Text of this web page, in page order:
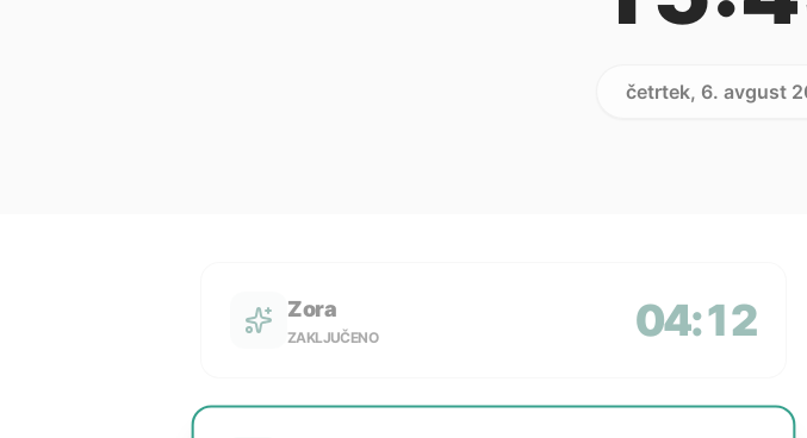
četrtek, 6. avgust
Zora
ZAKLJUČENO 04:12